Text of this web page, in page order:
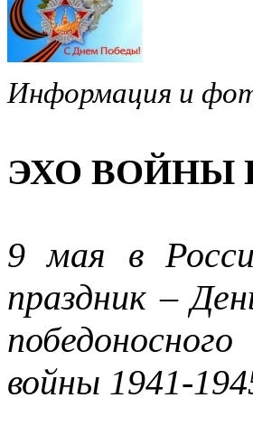
Информация и
ЭХО ВОЙНЫ
9 мая в
праздник –
войны 1941-